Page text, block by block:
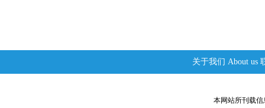
关于我们 About us
本网站所刊载